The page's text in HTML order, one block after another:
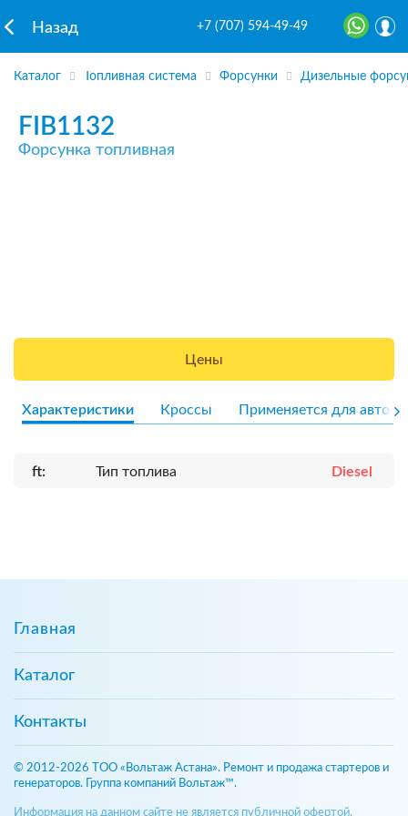
Назад +7 (707) 594-49-49
Каталог Топливная система Форсунки Дизельные
FIB1132
Форсунка топливная
Цены
Характеристики Кроссы Применяется для авто
ft: Тип топлива Diesel
Главная
Каталог
Контакты
© 2012-2026 ТОО «Вольтаж Астана». Ремонт и продажа стартеров и
генераторов. Группа компаний Вольтаж™.
Информация на данном сайте не является публичной офертой,